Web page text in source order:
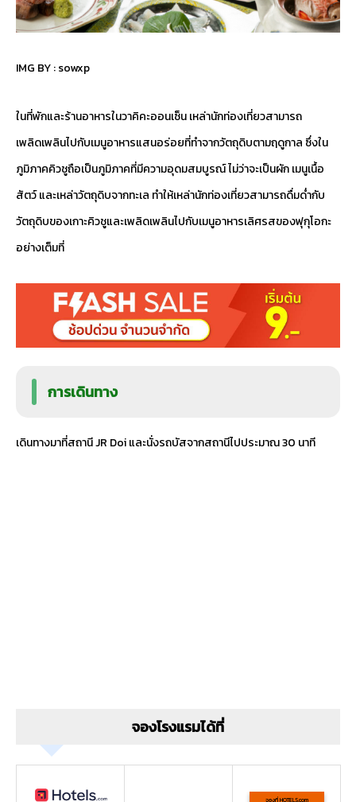
IMG BY :sowxp
ในที่พักและร้านอาหารในวาคิคะออนเซ็น เหล่านักท่องเที่ยวสามารถ
เพลิดเพลินไปกับเมนูอาหารแสนอร่อยที่ทำจากวัตถุดิบตามฤดูกาล ซึ่งใน
ภูมิภาคคิวชูถือเป็นภูมิภาคที่มีความอุดมสมบูรณ์ ไม่ว่าจะเป็นผัก เมนูเนื้อ
สัตว์ และเหล่าวัตถุดิบจากทะเล ทำให้เหล่านักท่องเที่ยวสามารถดื่มด่ำกับ
วัตถุดิบของเกาะคิวชูและเพลิดเพลินไปกับเมนูอาหารเลิศรสของฟุกุโอกะ
อย่างเต็มที่
การเดินทาง
เดินทางมาที่สถานี JR Doi และนั่งรถบัสจากสถานีไปประมาณ 30 นาที
จองโรงแรมได้ที่
จองที่ HOTELS.com